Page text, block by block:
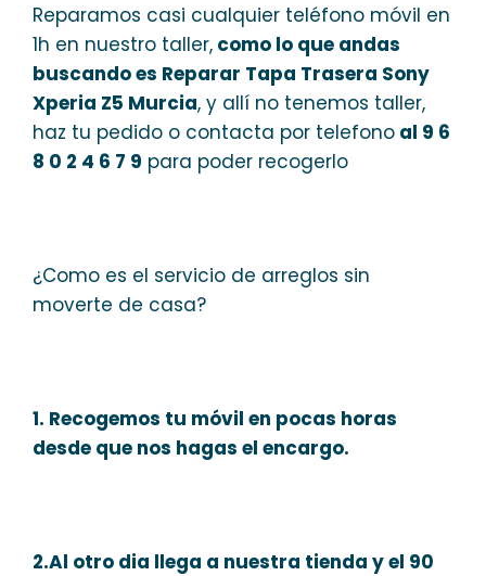
Reparamos casi cualquier teléfono móvil en
1h en nuestro taller, como lo que andas
buscando es Reparar Tapa Trasera Sony
Xperia Z5 Murcia, y allí no tenemos taller,
haz tu pedido o contacta por telefono al 9 6
8 0 2 4 6 7 9 para poder recogerlo
¿Como es el servicio de arreglos sin
moverte de casa?
1. Recogemos tu móvil en pocas horas
desde que nos hagas el encargo.
2.Al otro dia llega a nuestra tienda y el 90